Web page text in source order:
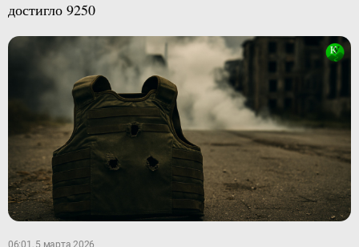
достигло 9250
06:01, 5 марта 2026